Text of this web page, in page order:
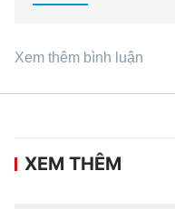
Xem thêm bình luận
XEM THÊM